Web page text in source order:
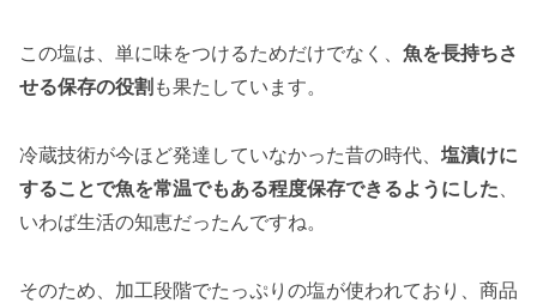
この塩は、単に味をつけるためだけでなく、 魚を長持ちさ
せる保存の役割 も果たしています。
冷蔵技術が今ほど発達していなかった昔の時代、 塩漬けに
することで魚を常温でもある程度保存できるようにした
いわば生活の知恵だったんですね。
そのため、加工段階でたっぷりの塩が使われており、商品